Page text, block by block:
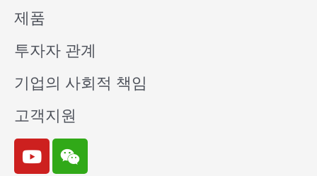
제품
투자자 관계
기업의 사회적 책임
고객지원
Y
o
W
e